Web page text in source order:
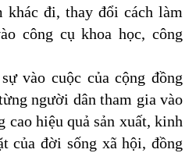
khác đi, thay đổi cách làm
công cụ khoa học, công
vào cuộc của cộng đồng
người dân tham gia vào
cao hiệu quả sản xuất, kinh
của đời sống xã hội, đồng